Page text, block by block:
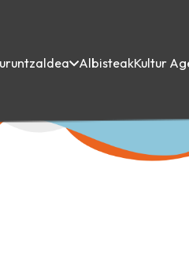
AlbisteakKultur